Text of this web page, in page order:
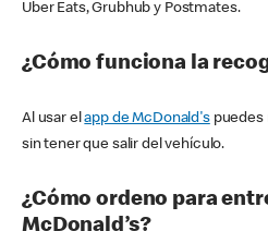
Uber Eats, Grubhub y Postmates.
¿Cómo funciona la
Al usar elapp de McDonald'spuedes
sin tener que salir del vehículo.
¿Cómo ordeno para
McDonald’s?